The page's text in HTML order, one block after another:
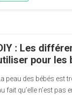
: Les
pour les
peau des bébés est
fait qu’elle n’est pas